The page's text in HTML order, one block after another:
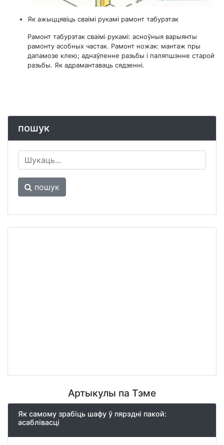
Як ажыццявіць сваімі рукамі рамонт табурэтак
Рамонт табурэтак сваімі рукамі: асноўныя варыянты
рамонту асобных частак. Рамонт ножак: мантаж пры
дапамозе клею; аднаўленне разьбы і паляпшэнне старой
разьбы. Як адрамантаваць сядзенні.
пошук
пошук
Артыкулы па Тэме
Як самому зрабіць шафу ў пярэдні пакой:
асаблівасці